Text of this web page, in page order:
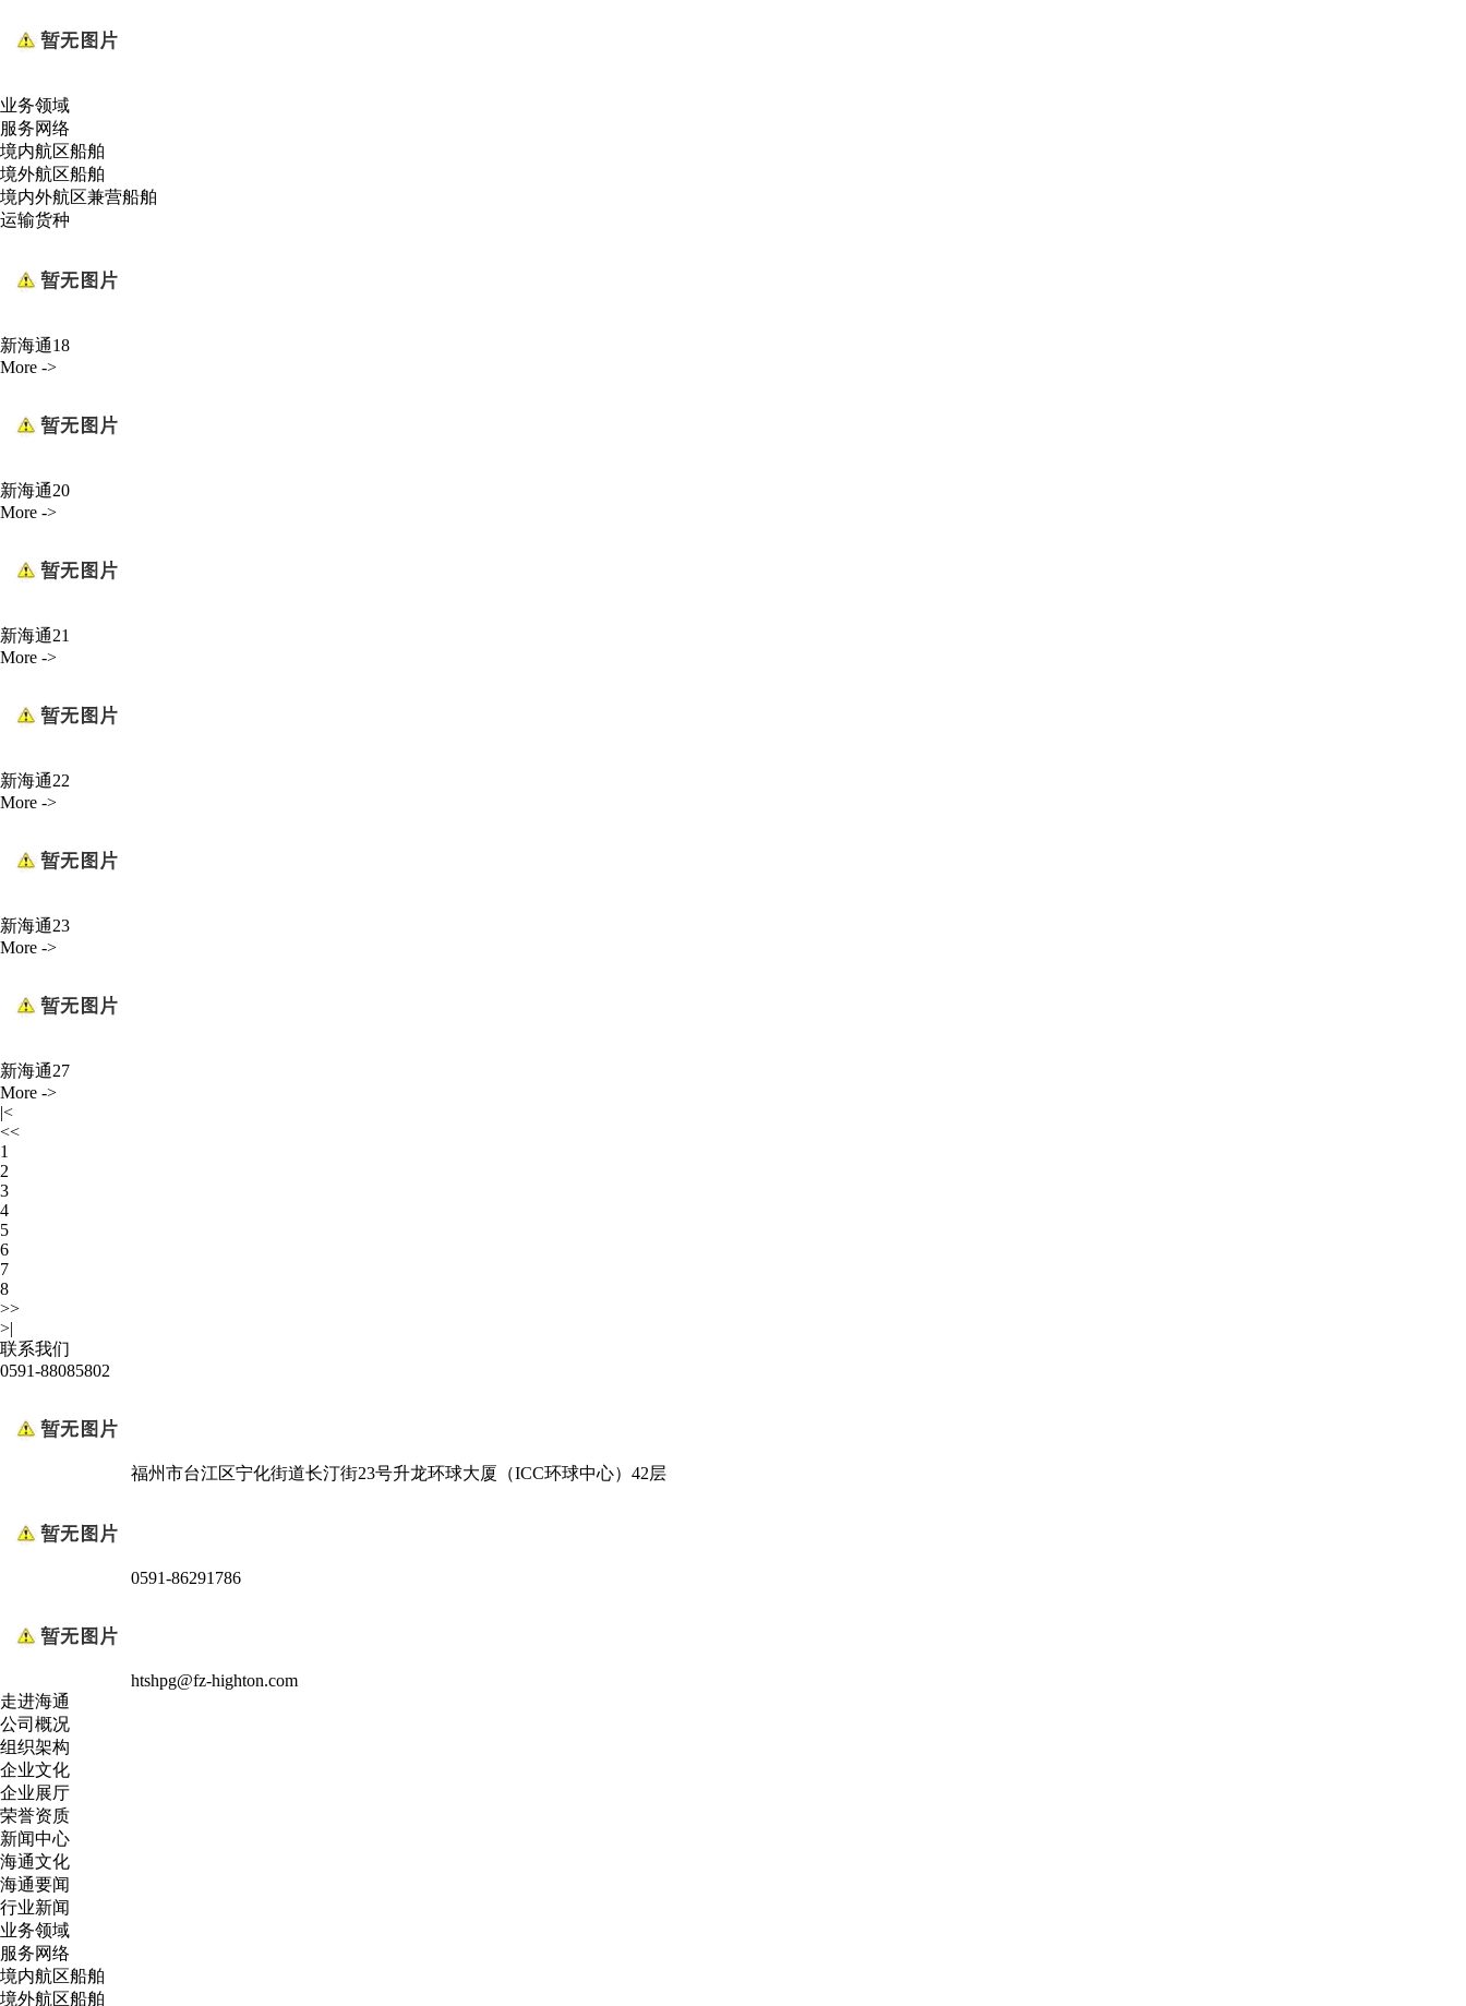
业务领域
服务网络
境内航区船舶
境外航区船舶
境内外航区兼营船舶
运输货种
新海通18
More ->
新海通20
More ->
新海通21
More ->
新海通22
More ->
新海通23
More ->
新海通27
More ->
|<
<<
1
2
3
4
5
6
7
8
>>
>|
联系我们
0591-88085802
福州市台江区宁化街道长汀街23号升龙环球大厦（ICC环球中心）42层
0591-86291786
htshpg@fz-highton.com
走进海通
公司概况
组织架构
企业文化
企业展厅
荣誉资质
新闻中心
海通文化
海通要闻
行业新闻
业务领域
服务网络
境内航区船舶
境外航区船舶